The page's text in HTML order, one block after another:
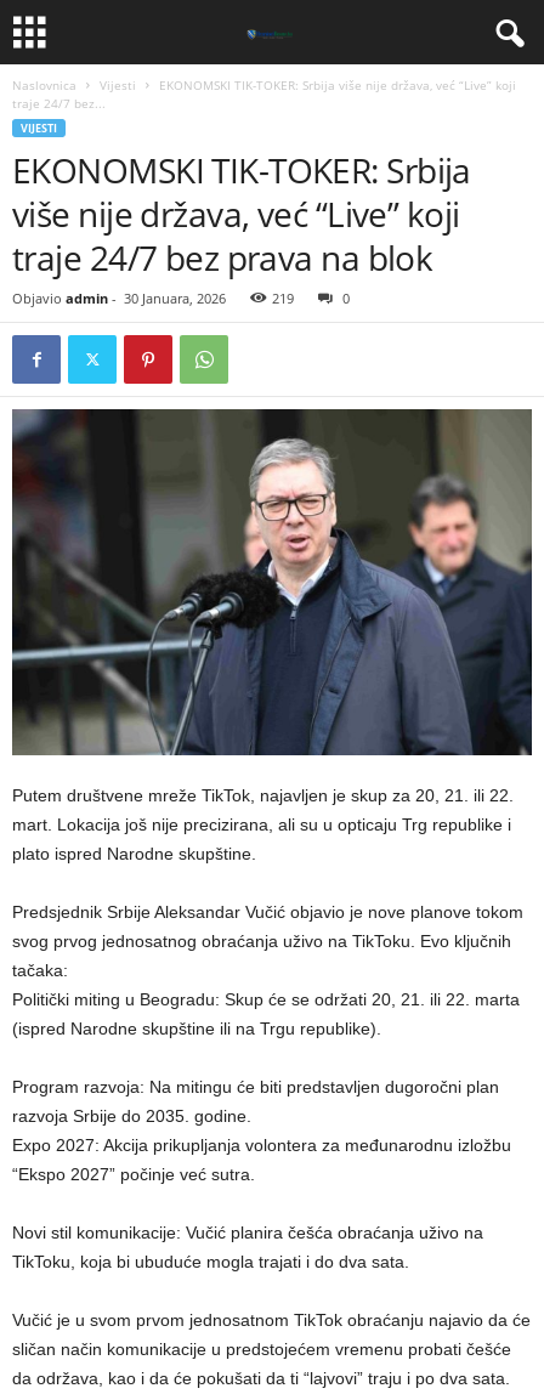
Naslovnica Vijesti
EKONOMSKI TIK-TOKER: Srbija više nije država, već “Live” koji
traje 24/7 bez...
VIJESTI
EKONOMSKI TIK-TOKER: Srbija
više nije država, već “Live” koji
traje 24/7 bez prava na blok
Objavio admin - 30 Januara, 2026 219 0
​Putem društvene mreže TikTok, najavljen je skup za 20, 21. ili 22.
mart. Lokacija još nije precizirana, ali su u opticaju Trg republike i
plato ispred Narodne skupštine.
Predsjednik Srbije Aleksandar Vučić objavio je nove planove tokom
svog prvog jednosatnog obraćanja uživo na TikToku. Evo ključnih
tačaka:
​Politički miting u Beogradu: Skup će se održati 20, 21. ili 22. marta
(ispred Narodne skupštine ili na Trgu republike).
​Program razvoja: Na mitingu će biti predstavljen dugoročni plan
razvoja Srbije do 2035. godine.
​Expo 2027: Akcija prikupljanja volontera za međunarodnu izložbu
“Ekspo 2027” počinje već sutra.
​Novi stil komunikacije: Vučić planira češća obraćanja uživo na
TikToku, koja bi ubuduće mogla trajati i do dva sata.
Vučić je u svom prvom jednosatnom TikTok obraćanju najavio da će
sličan način komunikacije u predstojećem vremenu probati češće
da održava, kao i da će pokušati da ti “lajvovi” traju i po dva sata.